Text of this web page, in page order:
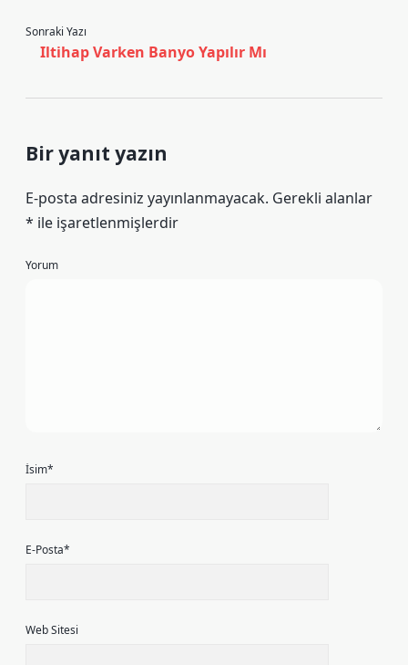
Sonraki Yazı
Iltihap Varken Banyo Yapılır Mı
Bir yanıt yazın
E-posta adresiniz yayınlanmayacak. Gerekli alanlar
* ile işaretlenmişlerdir
Yorum
İsim*
E-Posta*
Web Sitesi